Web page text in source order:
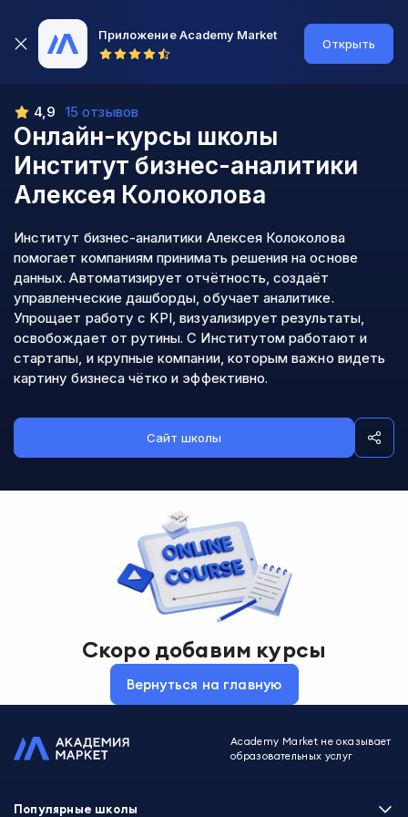
Приложение Academy Market
Открыть
Онлайн-курсы школы
Институт бизнес-аналитики
Алексея Колоколова
4,9 15 отзывов
Институт бизнес-аналитики Алексея Колоколова
помогает компаниям принимать решения на основе
данных. Автоматизирует отчётность, создаёт
управленческие дашборды, обучает аналитике.
Упрощает работу с KPI, визуализирует результаты,
освобождает от рутины. С Институтом работают и
стартапы, и крупные компании, которым важно видеть
картину бизнеса чётко и эффективно.
Сайт школы
Скоро добавим курсы
Вернуться на главную
Academy Market не оказывает
образовательных услуг
Популярные школы